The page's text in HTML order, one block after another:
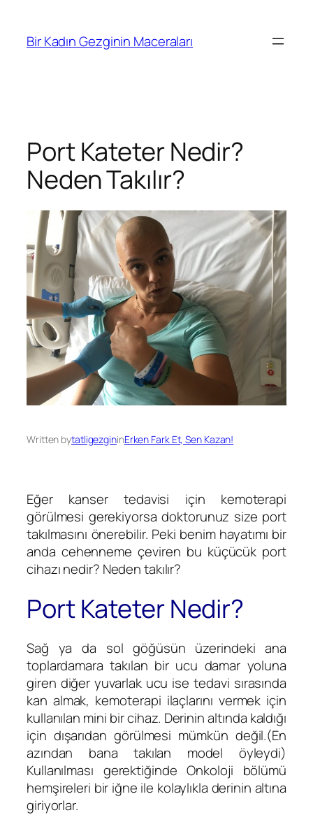
Bir Kadın Gezginin Maceraları
Port Kateter Nedir?
Neden Takılır?
Written bytatligezgininErken Fark Et, Sen Kazan!
Eğer kanser tedavisi için kemoterapi
görülmesi gerekiyorsa doktorunuz size port
takılmasını önerebilir. Peki benim hayatımı bir
anda cehenneme çeviren bu küçücük port
cihazı nedir? Neden takılır?
Port Kateter Nedir?
Sağ ya da sol göğüsün üzerindeki ana
toplardamara takılan bir ucu damar yoluna
giren diğer yuvarlak ucu ise tedavi sırasında
kan almak, kemoterapi ilaçlarını vermek için
kullanılan mini bir cihaz. Derinin altında kaldığı
için dışarıdan görülmesi mümkün değil.(En
azından bana takılan model öyleydi)
Kullanılması gerektiğinde Onkoloji bölümü
hemşireleri bir iğne ile kolaylıkla derinin altına
giriyorlar.